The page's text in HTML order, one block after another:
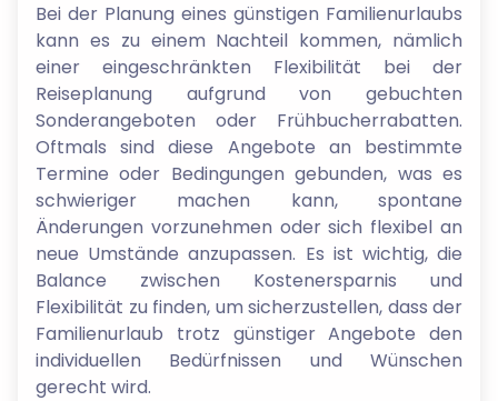
Bei der Planung eines günstigen Familienurlaubs
kann es zu einem Nachteil kommen, nämlich
einer eingeschränkten Flexibilität bei der
Reiseplanung aufgrund von gebuchten
Sonderangeboten oder Frühbucherrabatten.
Oftmals sind diese Angebote an bestimmte
Termine oder Bedingungen gebunden, was es
schwieriger machen kann, spontane
Änderungen vorzunehmen oder sich flexibel an
neue Umstände anzupassen. Es ist wichtig, die
Balance zwischen Kostenersparnis und
Flexibilität zu finden, um sicherzustellen, dass der
Familienurlaub trotz günstiger Angebote den
individuellen Bedürfnissen und Wünschen
gerecht wird.